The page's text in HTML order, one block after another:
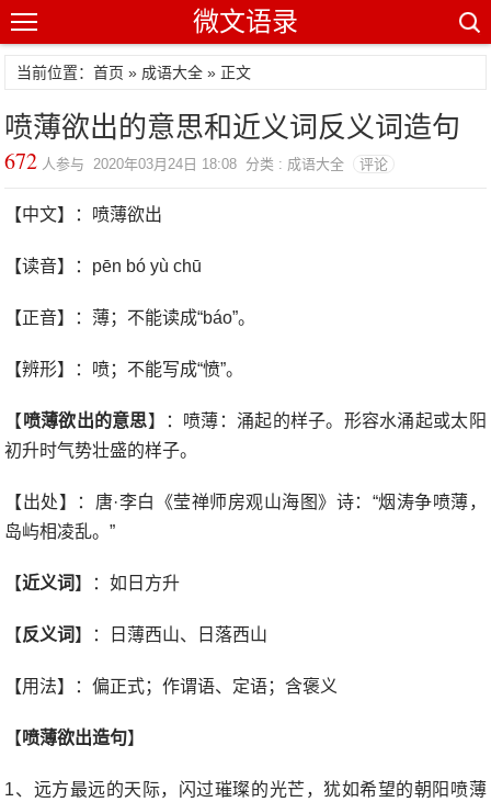
微文语录
当前位置：首页 » 成语大全 » 正文
喷薄欲出的意思和近义词反义词造句
672 人参与 2020年03月24日 18:08 分类 : 成语大全 评论
【中文】：喷薄欲出
【读音】：pēn bó yù chū
【正音】：薄；不能读成“báo”。
【辨形】：喷；不能写成“愤”。
【喷薄欲出的意思】：喷薄：涌起的样子。形容水涌起或太阳
初升时气势壮盛的样子。
【出处】：唐·李白《莹禅师房观山海图》诗：“烟涛争喷薄，
岛屿相凌乱。”
【近义词 】：如日方升
【反义词 】：日薄西山、日落西山
【用法】：偏正式；作谓语、定语；含褒义
【喷薄欲出造句】
1、远方最远的天际，闪过璀璨的光芒，犹如希望的朝阳喷薄